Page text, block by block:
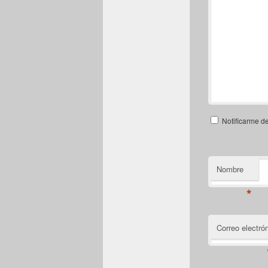
Notificarme
Nombre
*
Correo